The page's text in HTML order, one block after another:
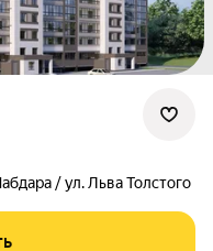
/ ул. Льва Толстого